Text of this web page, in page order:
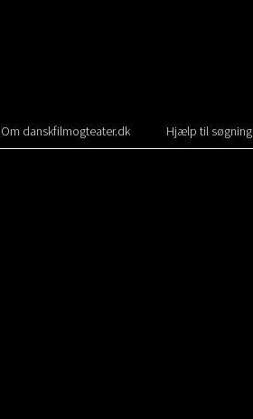
Om danskfilmogteater.dk Hjælp til søgning